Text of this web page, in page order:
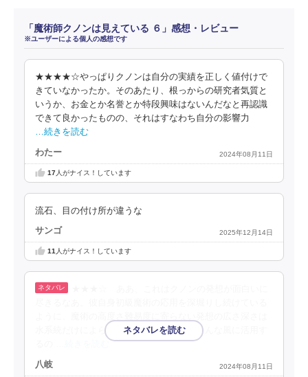
「魔術師クノンは見えている ６」感想・レビュー
※ユーザーによる個人の感想です
★★★★☆やっぱりクノンは自分の実績を正しく値付けで
きていなかったか。そのあたり、根っからの研究者気質と
いうか、お金とか名誉とか特段興味はないんだなと再認識
できて良かったものの、それはすなわち自分の影響力
…続きを読む
わたー 2024年08月11日
17人がナイス！しています
流石、目の付け所が違うな
サンゴ 2025年12月14日
11人がナイス！しています
水系統だけによらず、セララの土系統をそんな風に活用す
八岐 2024年08月11日